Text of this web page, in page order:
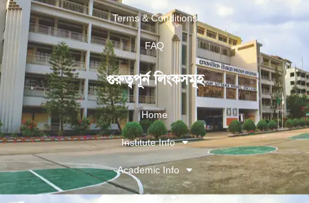
Terms & Conditions
FAQ
গুরুত্বপূর্ন লিংকসমূহ
Home
Institute Info
Academic Info
Gallery